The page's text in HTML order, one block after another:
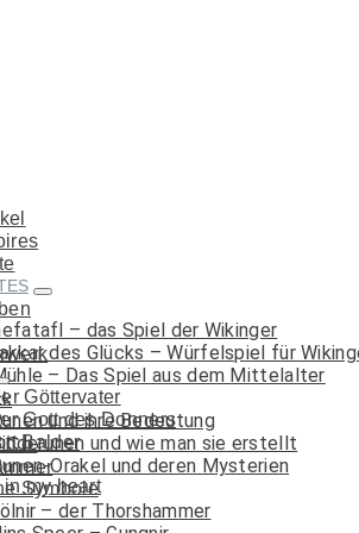
Co.
– das Spiel der Wikinger
des Glücks – Würfelspiel für
– Das Spiel aus dem Mittelalter
und ihre Bedeutung
und wie man sie erstellt
Orakel und deren Mysterien
Symbole
– der Thorshammer
Göttervater
Gott des Donners
Balder
in my heart